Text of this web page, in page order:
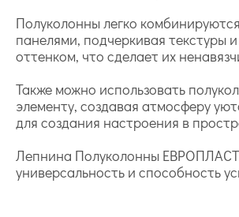
Полуколонны легко
панелями, подчеркивая текстуры
оттенком, что сделает их
Также можно использовать
элементу, создавая атмосферу
для создания настроения в
Лепнина Полуколонны ЕВРОПЛАСТ
универсальность и способность